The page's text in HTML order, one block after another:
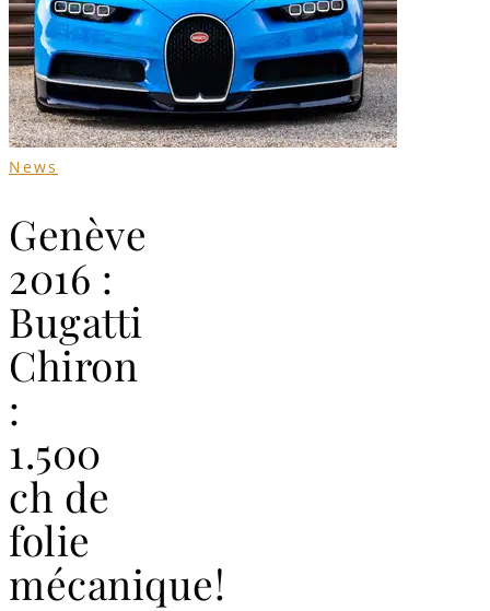
News
Genève
2016 :
Bugatti
Chiron
:
1.500
ch de
folie
mécanique!